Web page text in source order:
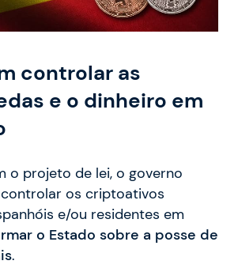
controlar as
e o dinheiro em
o projeto de lei, o governo
os criptoativos
e/ou residentes em
o Estado sobre a posse de
.